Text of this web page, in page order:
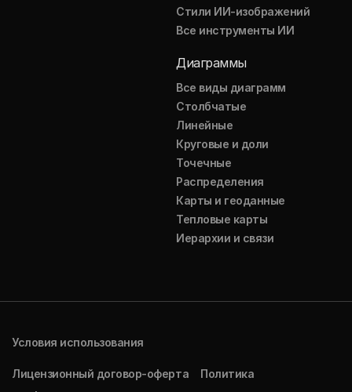
Стили ИИ-изображений
Все инструменты ИИ
Диаграммы
Все виды диаграмм
Столбчатые
Линейные
Круговые и доли
Точечные
Распределения
Карты и геоданные
Тепловые карты
Иерархии и связи
Условия использования
Лицензионный договор-оферта
Политика